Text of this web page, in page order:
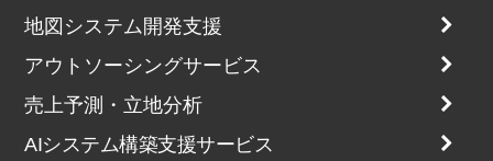
地図システム開発支援
アウトソーシングサービス
売上予測・立地分析
AIシステム構築支援サービス